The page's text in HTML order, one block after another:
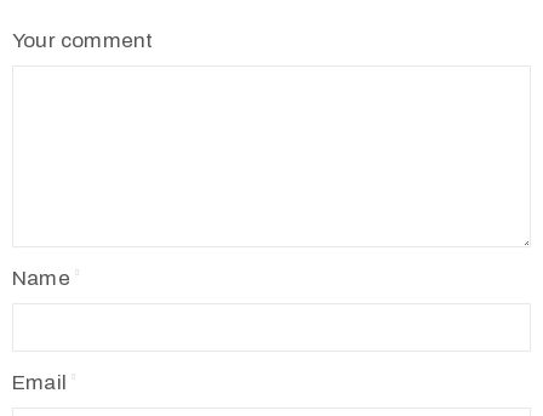
Your comment
Name
Email